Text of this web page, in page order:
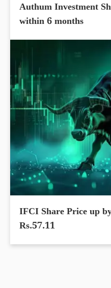
Authum Investment
within 6 months
IFCI Share Price up
Rs.57.11